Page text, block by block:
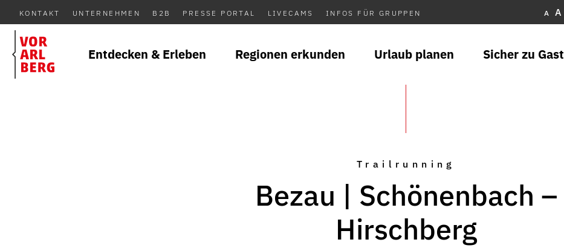
KONTAKT UNTERNEHMEN B2B PRESSE PORTAL LIVECAMS INFOS FÜR GRUPPEN A A
Entdecken & Erleben Regionen erkunden Urlaub planen Sicher zu Gast
Trailrunning
Bezau | Schönenbach –
Hirschberg